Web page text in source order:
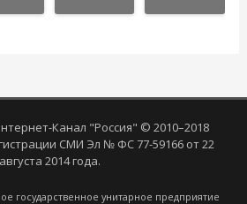
Канал "Россия" © 2010–2018
СМИ Эл № ФС 77-59166 от 22
августа 2014 года.
государственное унитарное предприятие